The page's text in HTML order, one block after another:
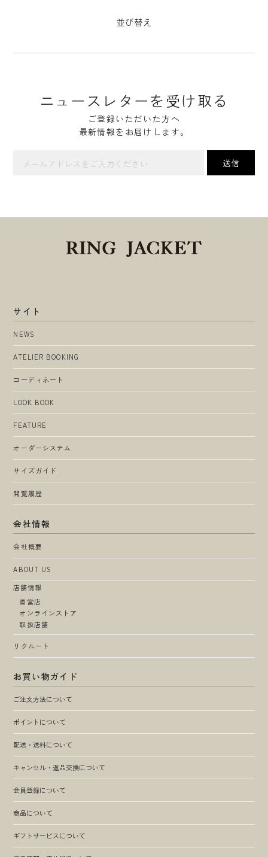
並び替え
ニュースレターを受け取る
ご登録いただいた方へ
最新情報をお届けします。
サイト
NEWS
ATELIER BOOKING
コーディネート
LOOK BOOK
FEATURE
オーダーシステム
サイズガイド
閲覧履歴
会社情報
会社概要
ABOUT US
店舗情報
直営店
オンラインストア
取扱店舗
リクルート
お買い物ガイド
ご注文方法について
ポイントについて
配送・送料について
キャンセル・返品交換について
会員登録について
商品について
ギフトサービスについて